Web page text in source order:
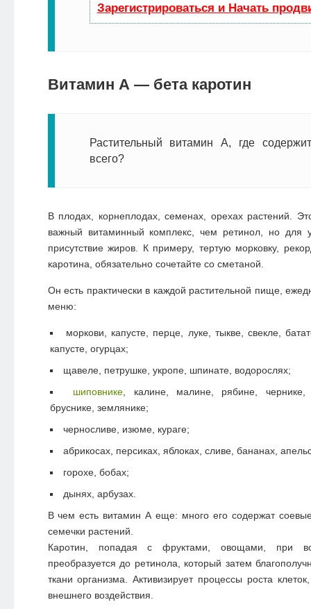
Зарегистрироваться и Начать
Витамин А — бета каротин
Растительный витамин А, где
всего?
В плодах, корнеплодах, семенах, орехах растений.
важный витаминный комплекс, чем ретинол, но для
присутствие жиров. К примеру, тертую морковку,
каротина, обязательно сочетайте со сметаной.
Он есть практически в каждой растительной пище,
меню:
моркови, капусте, перце, луке, тыкве, свекле,
капусте, огурцах;
щавеле, петрушке, укропе, шпинате, водорослях;
шиповнике , калине, малине, рябине, чернике,
бруснике, землянике;
черносливе, изюме, кураге;
абрикосах, персиках, яблоках, сливе, бананах,
горохе, бобах;
дынях, арбузах.
В чем есть витамин А еще: много его содержат
семечки растений.
Каротин, попадая с фруктами, овощами, при
преобразуется до ретинола, который затем
ткани организма. Активизирует процессы роста
внешнего воздействия.